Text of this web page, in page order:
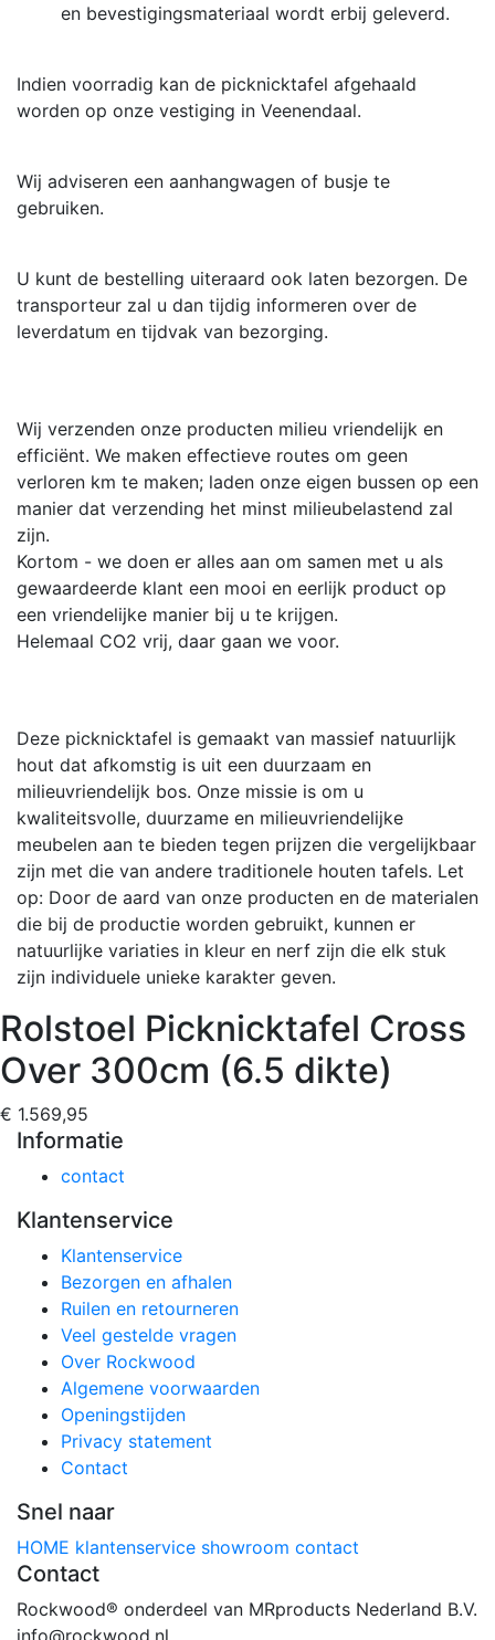
en bevestigingsmateriaal wordt erbij geleverd.
Indien voorradig kan de picknicktafel afgehaald
worden op onze vestiging in Veenendaal.
Wij adviseren een aanhangwagen of busje te
gebruiken.
U kunt de bestelling uiteraard ook laten bezorgen. De
transporteur zal u dan tijdig informeren over de
leverdatum en tijdvak van bezorging.
Wij verzenden onze producten milieu vriendelijk en
efficiënt. We maken effectieve routes om geen
verloren km te maken; laden onze eigen bussen op een
manier dat verzending het minst milieubelastend zal
zijn.
Kortom - we doen er alles aan om samen met u als
gewaardeerde klant een mooi en eerlijk product op
een vriendelijke manier bij u te krijgen.
Helemaal CO2 vrij, daar gaan we voor.
Deze picknicktafel is gemaakt van massief natuurlijk
hout dat afkomstig is uit een duurzaam en
milieuvriendelijk bos. Onze missie is om u
kwaliteitsvolle, duurzame en milieuvriendelijke
meubelen aan te bieden tegen prijzen die vergelijkbaar
zijn met die van andere traditionele houten tafels. Let
op: Door de aard van onze producten en de materialen
die bij de productie worden gebruikt, kunnen er
natuurlijke variaties in kleur en nerf zijn die elk stuk
zijn individuele unieke karakter geven.
Rolstoel Picknicktafel Cross
Over 300cm (6.5 dikte)
€ 1.569,95
Informatie
contact
Klantenservice
Klantenservice
Bezorgen en afhalen
Ruilen en retourneren
Veel gestelde vragen
Over Rockwood
Algemene voorwaarden
Openingstijden
Privacy statement
Contact
Snel naar
HOME klantenservice showroom contact
Contact
Rockwood® onderdeel van MRproducts Nederland B.V.
info@rockwood.nl